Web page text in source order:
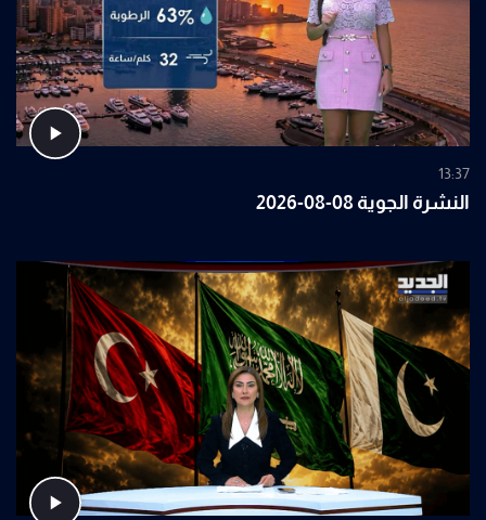
13:37
النشرة الجوية 08-08-2026